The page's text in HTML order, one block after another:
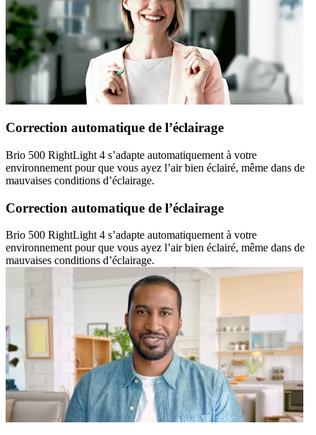
Correction automatique de l’éclairage
Brio 500 RightLight 4 s’adapte automatiquement à votre
environnement pour que vous ayez l’air bien éclairé, même dans de
mauvaises conditions d’éclairage.
Correction automatique de l’éclairage
Brio 500 RightLight 4 s’adapte automatiquement à votre
environnement pour que vous ayez l’air bien éclairé, même dans de
mauvaises conditions d’éclairage.